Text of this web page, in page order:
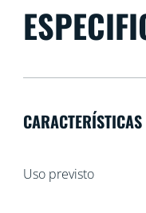
Uso previsto